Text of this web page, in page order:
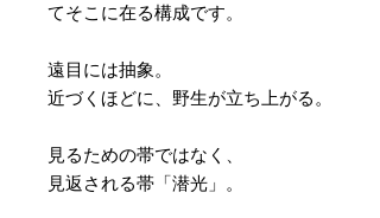
てそこに在る構成です。
遠目には抽象。
近づくほどに、野生が立ち上がる。
見るための帯ではなく、
見返される帯「潜光」。